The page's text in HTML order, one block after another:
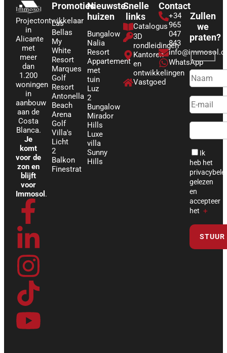
Projectontwikkelaar
in
Alicante
met
meer
dan
1.200
woningen
in
aanbouw
aan de
Costa
Blanca.
Je
komt
voor de
zon en
blijft
voor
Immosol .
F
a
c
e
b
o
L
i
n
k
e
d
I
n
s
t
a
g
T
i
k
t
o
k
Y
o
u
t
u
b
Promoties
Las
Bellas
My
White
Resort
Marques
Golf
Resort
Antonella
Beach
Arena
Golf
Villa's
Licht
2
Balkon
Finestrat
Nieuwste
huizen
Bungalow
Nalia
Resort
Appartement
met
tuin
Luz
2
Bungalow
Mirador
Hills
Luxe
villa
Sunny
Hills
Snelle
links
Catalogus
3D
rondleidingen
Kantoren
en
ontwikkelingen
Vastgoed
Contact
+34
965
047
843
WhatsApp
Zullen
we
praten?
Ik
heb het
gelezen
en
accepteer
het ＋